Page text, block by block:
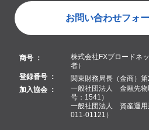
お問い合わせフォ
商号 ：
株式会社FXブロードネ
者）
登録番号 ：
関東財務局長（金商）
加入協会 ：
一般社団法人 金融先物
号：1541）
一般社団法人 資産運用
011-01121）